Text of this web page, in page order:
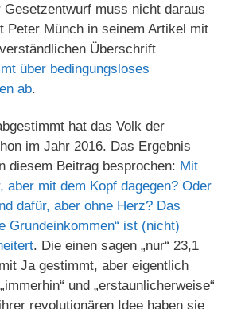
Gesetzentwurf muss nicht daraus
Peter Münch in seinem Artikel mit
Überschrift
über bedingungsloses
ab.
hat das Volk der
im Jahr 2016. Das Ergebnis
diesem Beitrag besprochen: Mit
aber mit dem Kopf dagegen? Oder
dafür, aber ohne Herz? Das
Grundeinkommen“ ist (nicht)
. Die einen sagen „nur“ 23,1
Ja gestimmt, aber eigentlich
und „erstaunlicherweise“
revolutionären Idee haben sie